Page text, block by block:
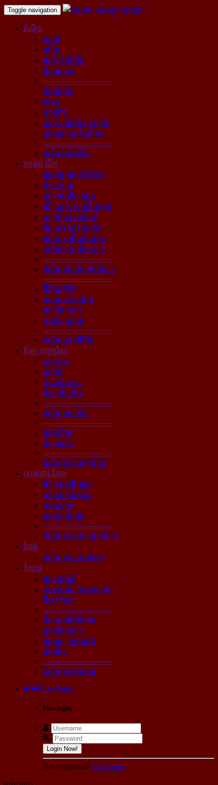
Toggle navigation
ដំណឹង
កម្ពុជា
បារាំង
អាស៊ី-ប៉ាស៊ីភិក
ពិភពលោក
----------------------------
នយោបាយ
សង្គម
សេដ្ឋកិច្ច
គ្រោះ យុត្តិធម៌ បទល្មើស
បរិស្ថាន ផែនដី ព្រំដែន
----------------------------
បណ្ដុំគ្រប់ដំណឹង
វប្បធម៌-ជីវិត
ស្ថាបត្យកម្ម រៀបចំនគរ
គំនូរ ចម្លាក់
ភ្លេង ចម្រៀង ស្មូត្រ
របាំ ល្ខោន ទស្សនីយភាព
អក្សសិល្ប៍ សៀវភៅ
វិទ្យុ ទូរទស្សន៍ រូបភាព
ភាពយន្ដ ផ្ទាំងសំពត់ស
ប្រពៃណី ទំនៀមទម្លាប់
----------------------------
បណ្ដុំអត្ថបទវប្បធម៌សិល្បៈ
----------------------------
ជីវិតប្រចាំថ្ងៃ
សុខភាព អនាម័យ
សោភ័ណភាព
បេះដូង ស្នេហា
----------------------------
បណ្ដុំអត្ថបទពីជីវិត
កីឡា-បច្ចេកវិទ្យា
បាល់ទាត់
ប្រដាល់
ប្រណាំងយាន
កីឡាដទៃទៀត
----------------------------
បណ្ដុំអត្ថបទកីឡា
----------------------------
បច្ចេកវិទ្យា
វិទ្យាសាស្ត្រ
----------------------------
បណ្ដុំអត្ថបទបច្ចេកវិទ្យា
ស្រាវជ្រាវ-វិភាគ
វិភាគ អត្ថាធិប្បាយ
ស្រាវជ្រាវ ឯកសារ
បទសម្ភាស
បទយកការណ៍
----------------------------
បណ្ដុំអត្ថបទស្រាវជ្រាវវិភាគ
វីដេអូ
បណ្ដុំអត្ថបទមានវីដេអូ
កំសាន្ដ
តារា ជនល្បី
ទេសចរណ៍ ការផ្សងព្រេង
ពីនេះពីនោះ
----------------------------
ជ័យគ្រតធ្វើព័ត៌មាន
ប្រលោមលោក
កំណាព្យ កម្រងកែវ
សំណើច
----------------------------
បណ្ដុំអត្ថបទកំសាន្ដ
User login
User login
Login Now!
Not registered? Click here.